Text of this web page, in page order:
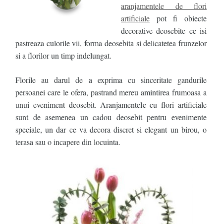
aranjamentele de flori
artificiale pot fi obiecte
decorative deosebite ce isi
pastreaza culorile vii, forma deosebita si delicatetea frunzelor
si a florilor un timp indelungat.
Florile au darul de a exprima cu sinceritate gandurile
persoanei care le ofera, pastrand mereu amintirea frumoasa a
unui eveniment deosebit. Aranjamentele cu flori artificiale
sunt de asemenea un cadou deosebit pentru evenimente
speciale, un dar ce va decora discret si elegant un birou, o
terasa sau o incapere din locuinta.